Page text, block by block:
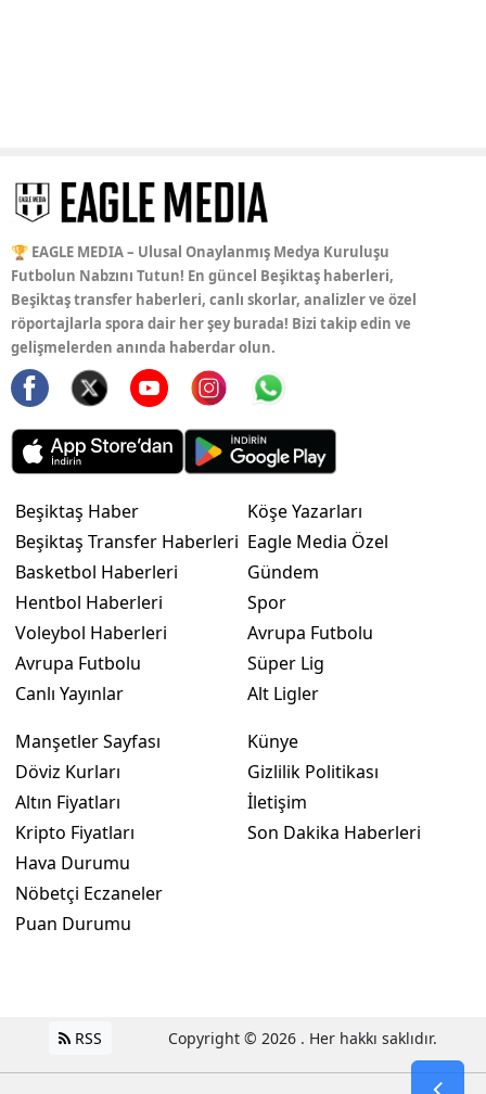
🏆 EAGLE MEDIA – Ulusal Onaylanmış Medya Kuruluşu
Futbolun Nabzını Tutun! En güncel Beşiktaş haberleri,
Beşiktaş transfer haberleri, canlı skorlar, analizler ve özel
röportajlarla spora dair her şey burada! Bizi takip edin ve
gelişmelerden anında haberdar olun.
Beşiktaş Haber
Beşiktaş Transfer Haberleri
Basketbol Haberleri
Hentbol Haberleri
Voleybol Haberleri
Avrupa Futbolu
Canlı Yayınlar
Köşe Yazarları
Eagle Media Özel
Gündem
Spor
Avrupa Futbolu
Süper Lig
Alt Ligler
Manşetler Sayfası
Döviz Kurları
Altın Fiyatları
Kripto Fiyatları
Hava Durumu
Nöbetçi Eczaneler
Puan Durumu
Künye
Gizlilik Politikası
İletişim
Son Dakika Haberleri
RSS Copyright © 2026 . Her hakkı saklıdır.